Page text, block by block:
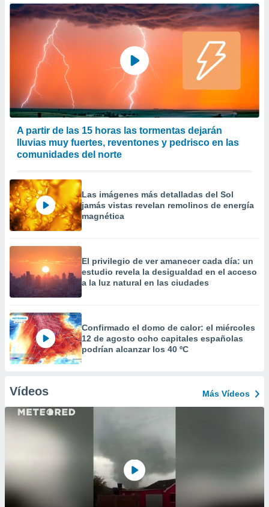
A partir de las 15 horas las tormentas dejarán
lluvias muy fuertes, reventones y pedrisco en las
comunidades del norte
Las imágenes más detalladas del Sol
jamás vistas revelan remolinos de energía
magnética
El privilegio de ver amanecer cada día: un
estudio revela la desigualdad en el acceso
a la luz natural en las ciudades
Confirmado el domo de calor: el miércoles
12 de agosto ocho capitales españolas
podrían alcanzar los 40 ºC
Vídeos Más Vídeos